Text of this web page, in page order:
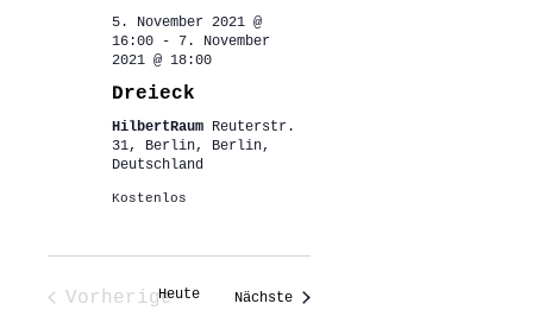
5. November 2021 @
16:00-
7. November
2021 @ 18:00
Dreieck
HilbertRaum Reuterstr.
31, Berlin, Berlin,
Deutschland
Kostenlos
VorherigeHeute NächsteVeranstaltungen